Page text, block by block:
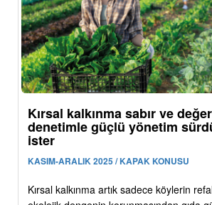
Kırsal kalkınma sabır ve
denetimle güçlü yönetim
ister
KASIM-ARALIK 2025 / KAPAK KONUSU
Kırsal kalkınma artık sadece köylerin